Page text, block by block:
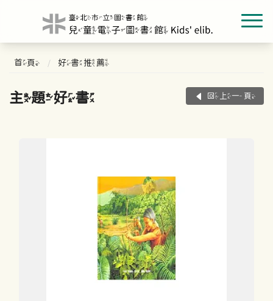
首頁 好書推薦
主題好書 回上一頁